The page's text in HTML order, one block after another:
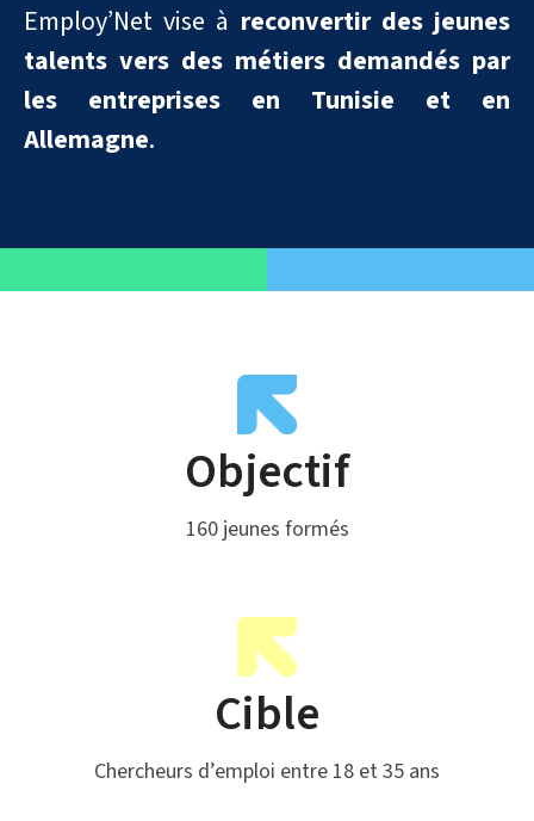
Employ’Net vise à reconvertir des jeunes
talents vers des métiers demandés par
les entreprises en Tunisie et en
Allemagne.
Objectif
160 jeunes formés
Cible
Chercheurs d’emploi entre 18 et 35 ans